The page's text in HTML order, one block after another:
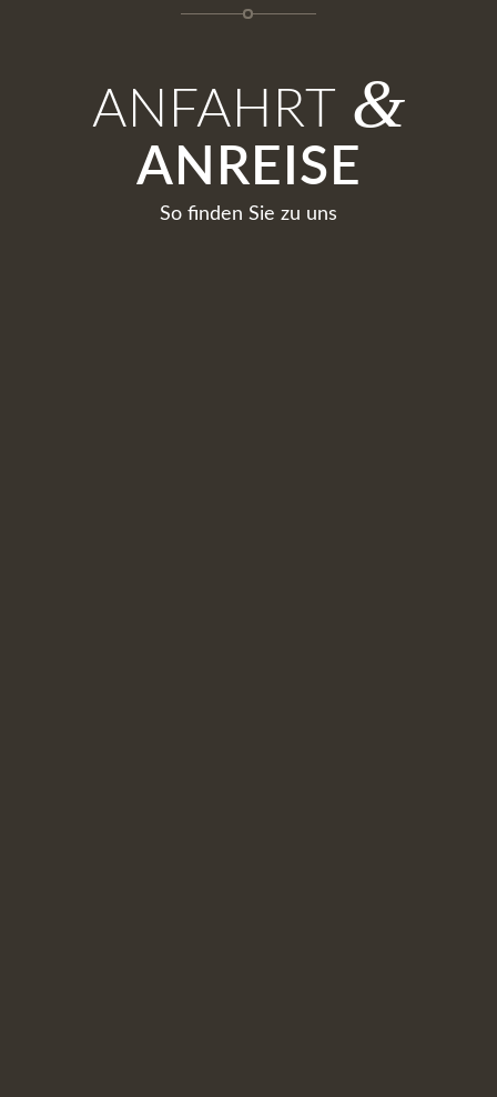
ANFAHRT &
ANREISE
So finden Sie zu uns